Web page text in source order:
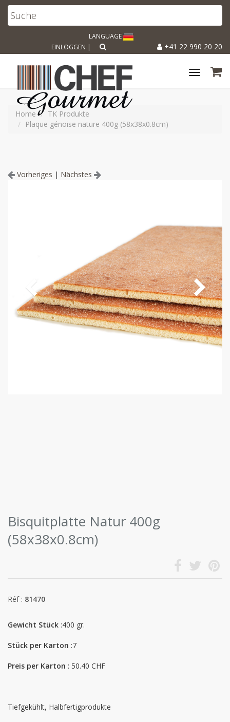
LANGUAGE
+41 22 990 20 20
EINLOGGEN |
Toggle
Home
TK Produkte
Plaque génoise nature 400g (58x38x0.8cm)
Vorheriges | Nächstes
Bisquitplatte Natur 400g
(58x38x0.8cm)
Réf : 81470
Gewicht Stück :400 gr.
Stück per Karton :7
Preis per Karton : 50.40 CHF
Tiefgekühlt, Halbfertigprodukte